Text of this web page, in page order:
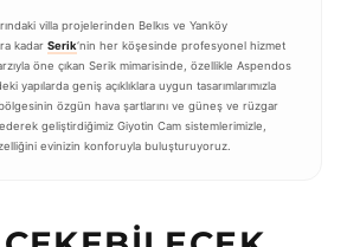
villa projelerinden Belkıs ve Yanköy
kadar Serik‘nin her köşesinde profesyonel hizmet
öne çıkan Serik mimarisinde, özellikle Aspendos
yapılarda geniş açıklıklara uygun tasarımlarımızla
özgün hava şartlarını ve güneş ve rüzgar
geliştirdiğimiz Giyotin Cam sistemlerimizle,
evinizin konforuyla buluşturuyoruz.